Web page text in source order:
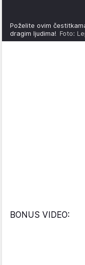
Poželite ovim
dragim ljudima! Foto:
BONUS VIDEO: